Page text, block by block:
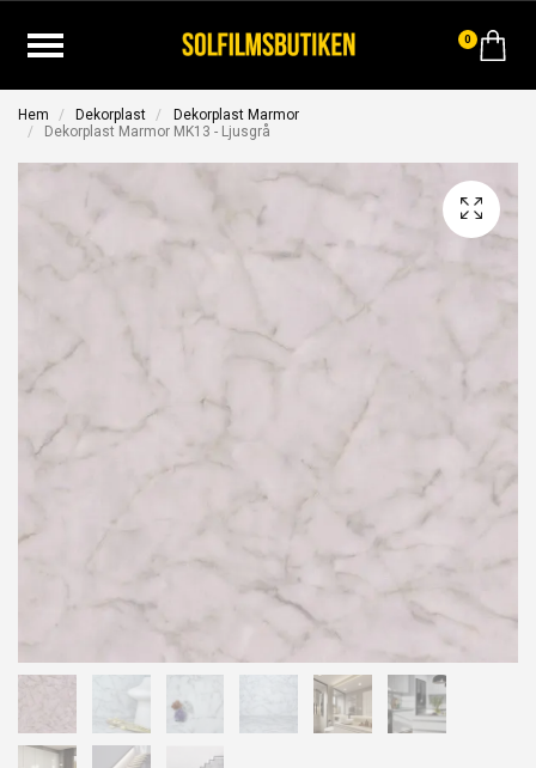
0
Hem Dekorplast
Dekorplast Marmor
Dekorplast Marmor MK13 - Ljusgrå